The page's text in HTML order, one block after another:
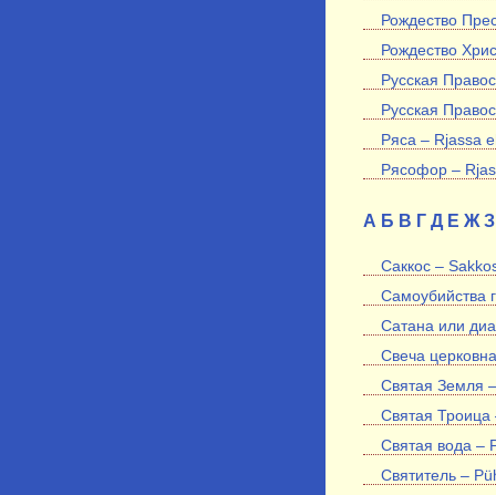
Рождество
Рождество
Русская
Русская
Ряса – Rjassa
Рясофор –
А Б В Г Д Е Ж З
Саккос –
Самоубийства
Сатана или
Свеча
Святая Земля
Святая Троица
Святая вода –
Святитель –